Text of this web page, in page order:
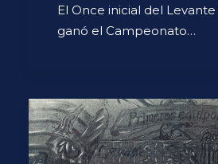
El Once inicial del Levante
ganó el Campeonato…